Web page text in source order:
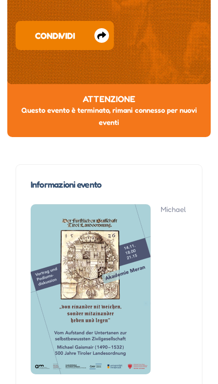
CONDIVIDI
ATTENZIONE
Questo evento è terminato, rimani connesso per nuovi
eventi
Informazioni evento
Michael